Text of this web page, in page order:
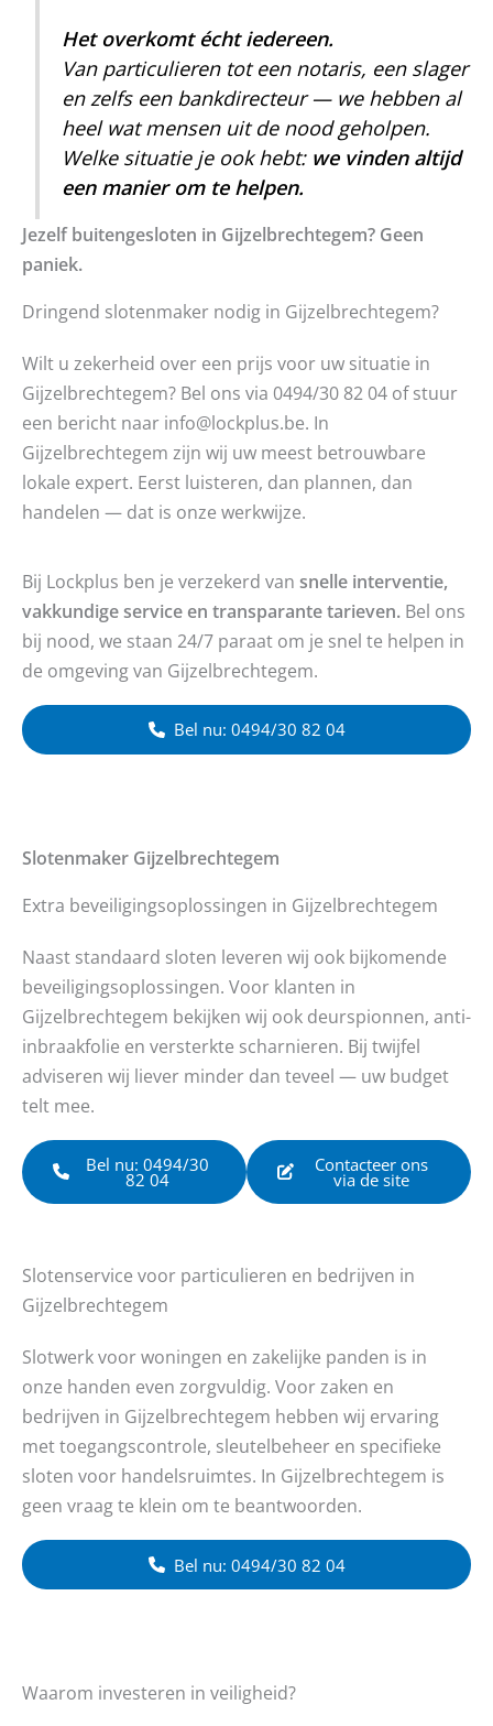
Het overkomt écht iedereen.
Van particulieren tot een notaris, een slager
en zelfs een bankdirecteur — we hebben al
heel wat mensen uit de nood geholpen.
Welke situatie je ook hebt: we vinden altijd
een manier om te helpen.
Jezelf buitengesloten in Gijzelbrechtegem? Geen
paniek.
Dringend slotenmaker nodig in Gijzelbrechtegem?
Wilt u zekerheid over een prijs voor uw situatie in
Gijzelbrechtegem? Bel ons via 0494/30 82 04 of stuur
een bericht naar info@lockplus.be. In
Gijzelbrechtegem zijn wij uw meest betrouwbare
lokale expert. Eerst luisteren, dan plannen, dan
handelen — dat is onze werkwijze.
Bij Lockplus ben je verzekerd van snelle interventie,
vakkundige service en transparante tarieven. Bel ons
bij nood, we staan 24/7 paraat om je snel te helpen in
de omgeving van Gijzelbrechtegem.
Bel nu: 0494/30 82 04
Slotenmaker Gijzelbrechtegem
Extra beveiligingsoplossingen in Gijzelbrechtegem
Naast standaard sloten leveren wij ook bijkomende
beveiligingsoplossingen. Voor klanten in
Gijzelbrechtegem bekijken wij ook deurspionnen, anti-
inbraakfolie en versterkte scharnieren. Bij twijfel
adviseren wij liever minder dan teveel — uw budget
telt mee.
Bel nu: 0494/30
82 04
Contacteer ons
via de site
Slotenservice voor particulieren en bedrijven in
Gijzelbrechtegem
Slotwerk voor woningen en zakelijke panden is in
onze handen even zorgvuldig. Voor zaken en
bedrijven in Gijzelbrechtegem hebben wij ervaring
met toegangscontrole, sleutelbeheer en specifieke
sloten voor handelsruimtes. In Gijzelbrechtegem is
geen vraag te klein om te beantwoorden.
Bel nu: 0494/30 82 04
Waarom investeren in veiligheid?